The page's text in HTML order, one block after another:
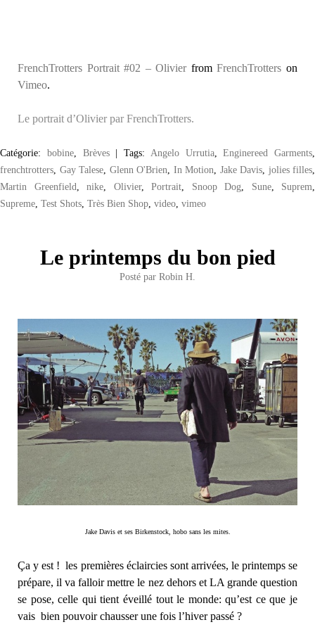
FrenchTrotters Portrait #02 – OlivierfromFrenchTrotters on
Vimeo.
Le portrait d’Olivier par FrenchTrotters.
Catégorie: bobine, Brèves | Tags: Angelo Urrutia,Enginereed Garments
frenchtrotters Gay Talese Glenn O'Brien In Motion Jake Davis jolies filles
Martin Greenfield
nike Olivier, Portrait Snoop Dog Sune, Suprem
Supreme Test Shots Très Bien Shop video vimeo
Le printemps du bon pied
Posté par Robin H.
Jake Davis et ses Birkenstock, hobo sans les mites.
Ça y est ! les premières éclaircies sont arrivées, le printemps se
prépare, il va falloir mettre le nez dehors et LA grande question
se pose, celle qui tient éveillé tout le monde: qu’est ce que je
vais bien pouvoir chausser une fois l’hiver passé ?